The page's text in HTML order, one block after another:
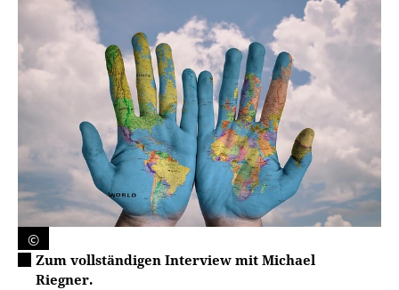
©
Zum vollständigen Interview mit Michael
Riegner.